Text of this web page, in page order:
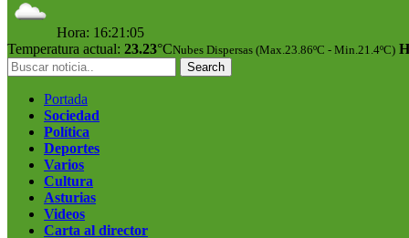
Hora: 16:21:05
Temperatura actual: 23.23°CNubes Dispersas (Max.23.86ºC - Min.21.4ºC)
Portada
Sociedad
Política
Deportes
Varios
Cultura
Asturias
Videos
Carta al director